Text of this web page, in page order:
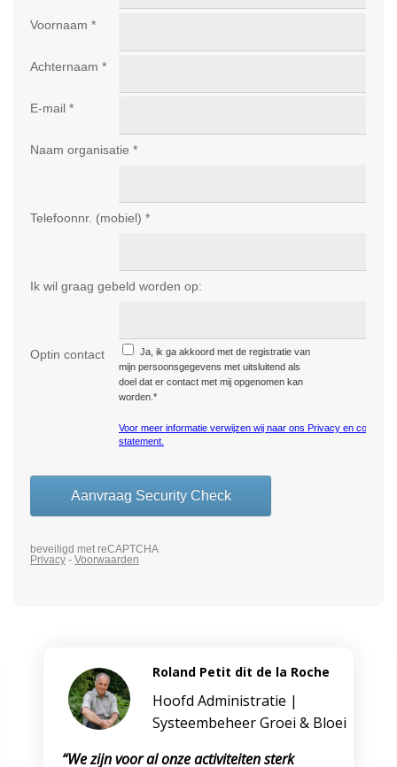
Roland Petit dit de la Roche
Hoofd Administratie |
Systeembeheer Groei & Bloei
“We zijn voor al onze activiteiten sterk